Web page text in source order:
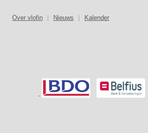
Over vlofin Nieuws Kalender
-